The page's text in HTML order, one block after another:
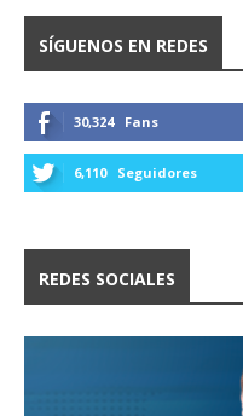
SÍGUENOS EN REDES
30,324 Fans
6,110 Seguidores
REDES SOCIALES